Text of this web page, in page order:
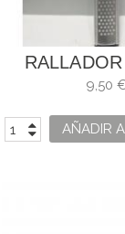
9,50
AÑADIR